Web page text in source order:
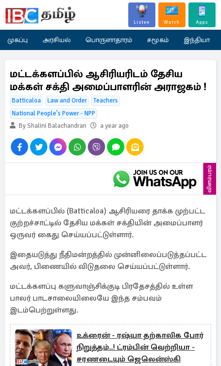
Listen Watch Apps
முகப்பு அரசியல் பொருளாதாரம் சமூகம் இந்தியா
மட்டக்களப்பில் ஆசிரியரிடம் தேசிய
மக்கள் சக்தி அமைப்பாளரின் அராஜகம் !
Batticaloa Law and Order
Teachers
National People's Power - NPP
By Shalini Balachandran
a year ago
விளம்பரம்
மட்டக்களப்பில் (Batticaloa) ஆசிரியரை தாக்க முற்பட்ட
குற்றச்சாட்டில் தேசிய மக்கள் சக்தியின் அமைப்பாளர்
ஒருவர் கைது செய்யப்பட்டுள்ளார்.
இதையடுத்து நீதிமன்றத்தில் முன்னிலைப்படுத்தப்பட்ட
அவர், பிணையில் விடுதலை செய்யப்பட்டுள்ளார்.
மட்டக்களப்பு களுவாஞ்சிக்குடி பிரதேசத்தில் உள்ள
பாலர் பாடசாலையிலையே இந்த சம்பவம்
இடம்பெற்றுள்ளது.
உக்ரைன் - ரஷ்யா தற்காலிக போர்
நிறுத்தம்..! ட்ரம்பின் வெற்றியா -
சரணடையும் ஜெலென்ஸ்கி